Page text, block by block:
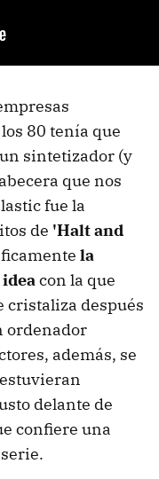
80 tenía que
sintetizador (y
que nos
fue la
de 'Halt and
la
con la que
cristaliza después
ordenador
además, se
delante de
confiere una